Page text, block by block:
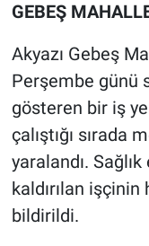
GEBEŞ
Akyazı Gebeş
Perşembe günü
gösteren bir iş
çalıştığı sırada
yaralandı.
kaldırılan
bildirildi.